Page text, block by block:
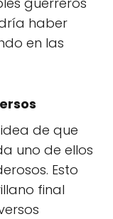
haber
en las
de que
uno de ellos
Esto
final